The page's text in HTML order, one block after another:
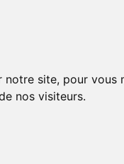
site, pour vous
nos visiteurs.